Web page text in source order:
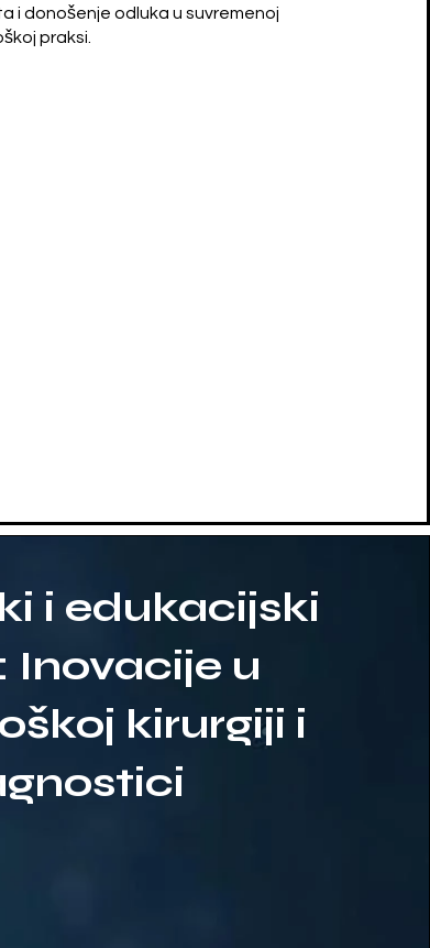
i donošenje odluka u suvremenoj
praksi.
i edukacijski
Inovacije u
kirurgiji i